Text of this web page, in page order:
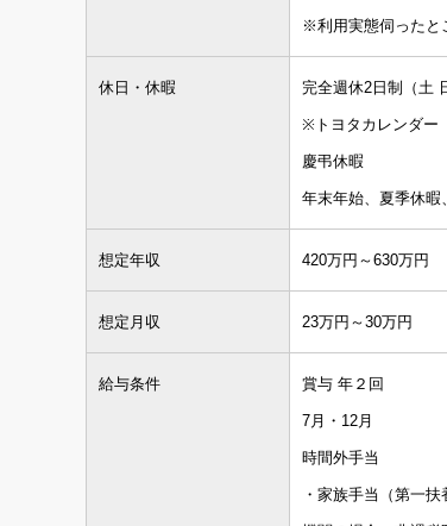
※利用実態伺ったと
休日・休暇 完全週休2日制（土
※トヨタカレンダー
慶弔休暇
年末年始、夏季休
想定年収 420万円～630万円
想定月収 23万円～30万円
給与条件 賞与 年２回
7月・12月
時間外手当
・家族手当（第一